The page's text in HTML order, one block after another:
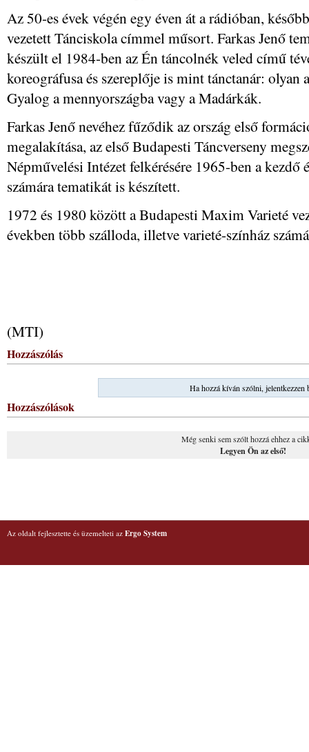
Az 50-es évek végén egy éven át a rádióban,
vezetett Tánciskola címmel műsort. Farkas Jenő
készült el 1984-ben az Én táncolnék veled című
koreográfusa és szereplője is mint tánctanár:
Gyalog a mennyországba vagy a Madárkák.
Farkas Jenő nevéhez fűződik az ország első
megalakítása, az első Budapesti Táncverseny
Népművelési Intézet felkérésére 1965-ben a kezdő
számára tematikát is készített.
1972 és 1980 között a Budapesti Maxim Varieté
években több szálloda, illetve varieté-színház
(MTI)
Hozzászólás
Ha hozzá kíván szólni, jelentkezzen
Hozzászólások
Még senki sem szólt hozzá ehhez a
Legyen Ön az első!
Az oldalt fejlesztette és üzemelteti az Ergo System